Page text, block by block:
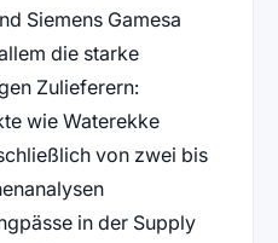
Siemens Gamesa
die starke
Zulieferern:
wie Waterekke
von zwei bis
in der Supply